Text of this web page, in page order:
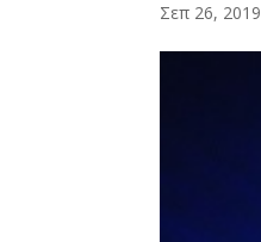
Σεπ 26, 2019